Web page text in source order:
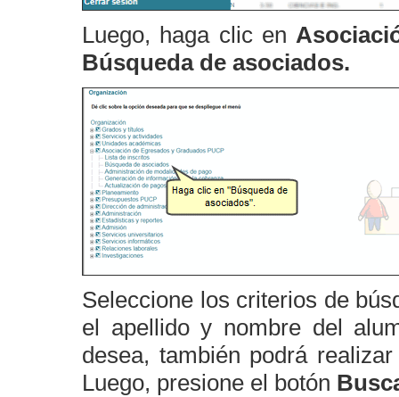
Luego, haga clic en
Búsqueda de asociados.
Seleccione los criterios de
el apellido y nombre del
desea, también podrá
Luego, presione el botón